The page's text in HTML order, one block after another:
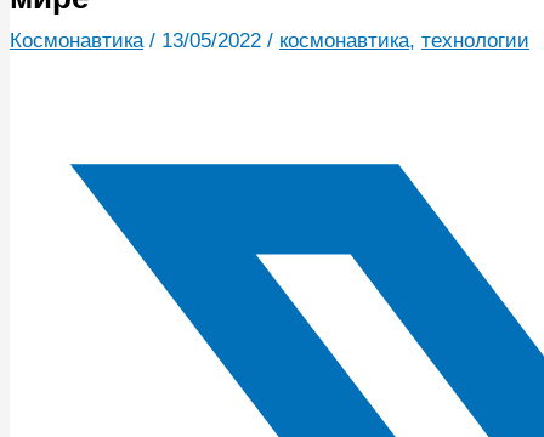
Космонавтика / 13/05/2022 / космонавтика, технологии